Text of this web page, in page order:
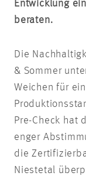
Entwicklung
beraten.
Die
& Sommer
Weichen für
Pre-Check hat
enger
die
Niestetal